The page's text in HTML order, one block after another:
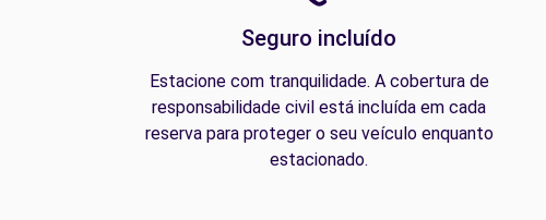
Seguro incluído
Estacione com tranquilidade. A cobertura de
responsabilidade civil está incluída em cada
reserva para proteger o seu veículo enquanto
estacionado.